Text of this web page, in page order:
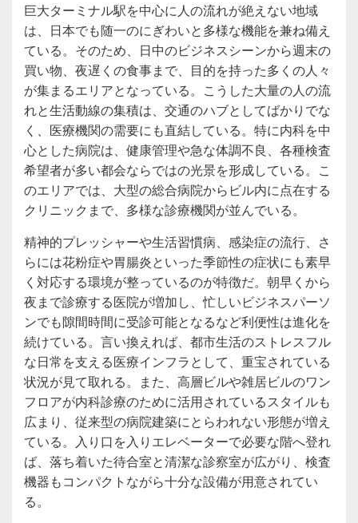
巨大ターミナル駅を中心に人の流れが絶えない地域
は、日本でも随一のにぎわいと多様な機能を兼ね備え
ている。 そのため、日中のビジネスシーンから週末の
買い物、夜遅くの食事まで、目的を持った多くの人々
が集まるエリアとなっている。こうした大量の人の流
れと生活動線の集積は、交通のハブとしてばかりでな
く、医療機関の需要にも直結している。特に内科を中
心とした病院は、健康管理や急な体調不良、各種検査
希望者が多い都会ならではの光景を形成している。こ
のエリアでは、大型の総合病院からビル内に点在する
クリニックまで、多様な診療機関が並んでいる。
精神的プレッシャーや生活習慣病、感染症の流行、さ
らには花粉症や胃腸炎といった季節性の症状にも素早
く対応する環境が整っているのが特徴だ。朝早くから
夜まで診療する医院が増加し、忙しいビジネスパーソ
ンでも隙間時間に受診可能となるなど利便性は進化を
続けている。言い換えれば、都市生活のストレスフル
な日常を支える医療インフラとして、重宝されている
状況が見て取れる。また、高層ビルや雑居ビルのワン
フロアが内科診療のために活用されているスタイルも
広まり、従来型の病院建築にとらわれない形態が増え
ている。入り口を入りエレベーターで必要な階へ登れ
ば、落ち着いた待合室と清潔な診察室が広がり、検査
機器もコンパクトながら十分な設備が用意されてい
る。